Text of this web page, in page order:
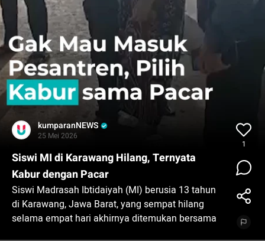
kumparanNEWS
25 Mei 2026
Siswi MI di Karawang Hilang, Ternyata
Kabur dengan Pacar
Siswi Madrasah Ibtidaiyah (MI) berusia 13 tahun
di Karawang, Jawa Barat, yang sempat hilang
selama empat hari akhirnya ditemukan bersama
1